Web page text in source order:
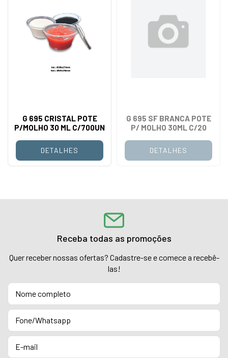
G 695 CRISTAL POTE
P/MOLHO 30 ML C/700UN
DETALHES
G 695 SF BRANCA POTE
P/ MOLHO 30ML C/20
DETALHES
Receba todas as promoções
Quer receber nossas ofertas? Cadastre-se e comece a recebê-
las!